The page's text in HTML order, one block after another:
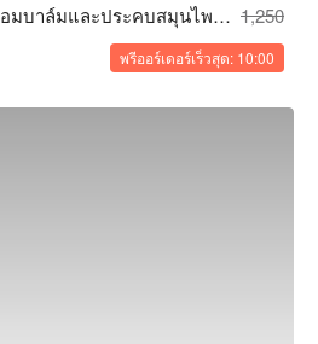
นวดเท้า คอ ไหล่ หลัง พร้อมบาล์มและประคบสมุนไพร 120/150/180 นาที 1,250
พรีออร์เดอร์เร็วสุด: 10:00